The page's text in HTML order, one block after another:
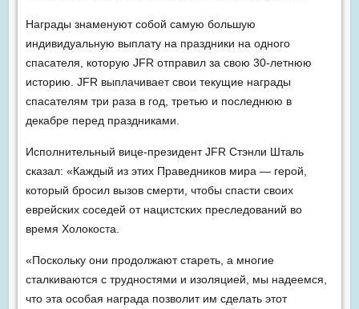
Награды знаменуют собой самую большую
индивидуальную выплату на праздники на одного
спасателя, которую JFR отправил за свою 30-летнюю
историю. JFR выплачивает свои текущие награды
спасателям три раза в год, третью и последнюю в
декабре перед праздниками.
Исполнительный вице-президент JFR Стэнли Шталь
сказал: «Каждый из этих Праведников мира — герой,
который бросил вызов смерти, чтобы спасти своих
еврейских соседей от нацистских преследований во
время Холокоста.
«Поскольку они продолжают стареть, а многие
сталкиваются с трудностями и изоляцией, мы надеемся,
что эта особая награда позволит им сделать этот